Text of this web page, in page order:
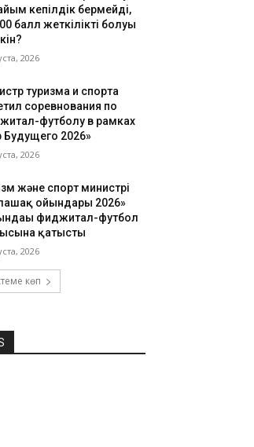
кепілдік бермейді,
балл жеткілікті болуы
2026
туризма и спорта
соревнования по
футболу в рамках
Будущего 2026»
2026
және спорт министрі
ойындары 2026»
фиджитал-футбол
қатысты
2026
көп